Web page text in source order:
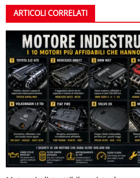
ARTICOLI CORRELATI